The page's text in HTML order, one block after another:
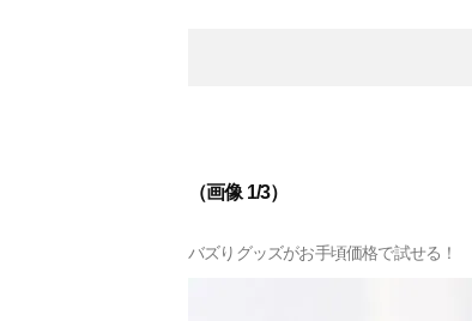
（画像 1/3）
バズりグッズがお手頃価格で試せる！